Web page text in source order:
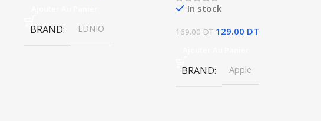
BRAND LDNIO
In stock
169.00DT 129.00 DT
BRAND Apple